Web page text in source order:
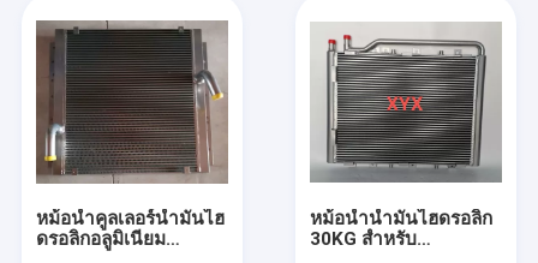
ผลิตภัณฑ์
เกี่ยวกับเรา
ทัวร์โรงงาน
ติดต่อเรา
หม้อน้ำคูลเลอร์น้ำมันไฮ
ดรอลิกอลูมิเนียม
หม้อน้ำน้ำมันไฮดรอลิก
30KG สำหรับ